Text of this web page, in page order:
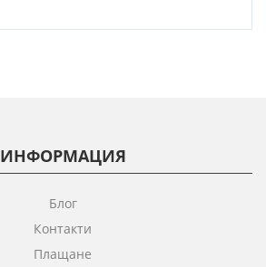
ИНФОРМАЦИЯ
Блог
Контакти
Плащане